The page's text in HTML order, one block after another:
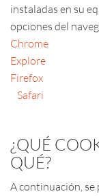
instaladas en su
opciones del
Chrome
Explore
Firefox
Safari
¿QUÉ
QUÉ?
A continuación, se